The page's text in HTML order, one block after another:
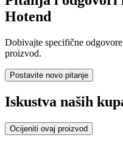
Hotend
Dobivajte specifične
proizvod.
Postavite novo pitanje
Iskustva naših
Ocijeniti ovaj proizvod